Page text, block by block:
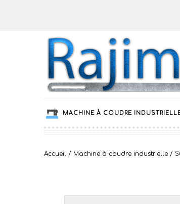
MACHINE À COUDRE
Accueil / Machine à coudre industrielle /